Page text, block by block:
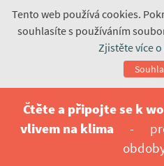
Tento web používá cookies.
souhlasíte s používáním
Zjistěte více
Čtěte a připojte se k
vlivem na klima
-